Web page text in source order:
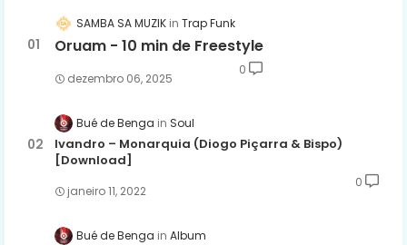
SAMBA SA MUZIK Trap Funk
Oruam - 10 min de Freestyle
dezembro 06, 2025
0
Bué de Benga Soul
Ivandro – Monarquia (Diogo Piçarra & Bispo)
[Download]
janeiro 11, 2022
0
Bué de Benga Album